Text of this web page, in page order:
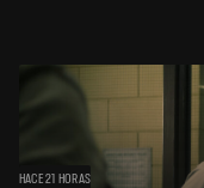
HACE 21 HORAS